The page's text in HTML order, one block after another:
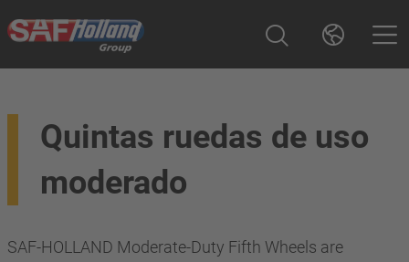
Quintas ruedas de uso
moderado
SAF-HOLLAND Moderate-Duty Fifth Wheels are